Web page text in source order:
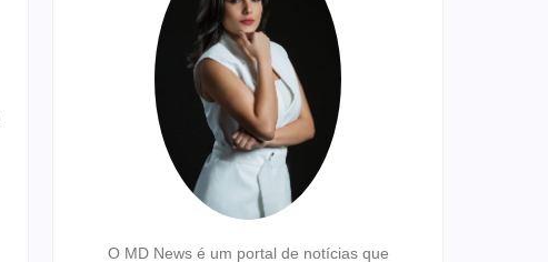
O MD News é um portal de notícias que